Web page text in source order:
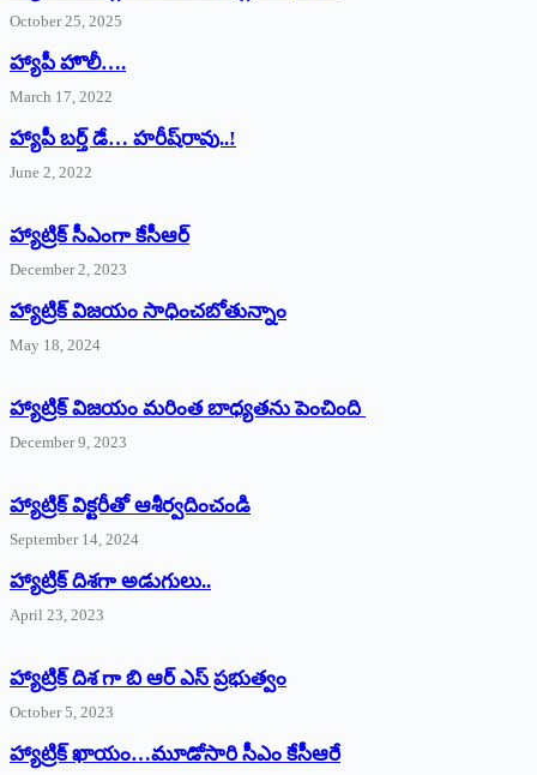
October 25, 2025
హ్యాపీ హొలీ….
March 17, 2022
హ్యాపీ బర్త్ ‌డే… హరీష్‌రావు..!
June 2, 2022
హ్యాట్రిక్‌ ‌సీఎంగా కేసీఆర్‌
December 2, 2023
హ్యాట్రిక్‌ విజయం సాధించబోతున్నాం
May 18, 2024
హ్యాట్రిక్ విజయం మరింత బాధ్యతను పెంచింది
December 9, 2023
హ్యాట్రిక్‌ ‌విక్టరీతో ఆశీర్వదించండి
September 14, 2024
‌హ్యాట్రిక్‌ ‌దిశగా అడుగులు..
April 23, 2023
హ్యాట్రిక్ దిశ గా బి ఆర్ ఎస్ ప్రభుత్వం
October 5, 2023
హ్యాట్రిక్‌ ‌ఖాయం…మూడోసారి సీఎం కేసీఆరే